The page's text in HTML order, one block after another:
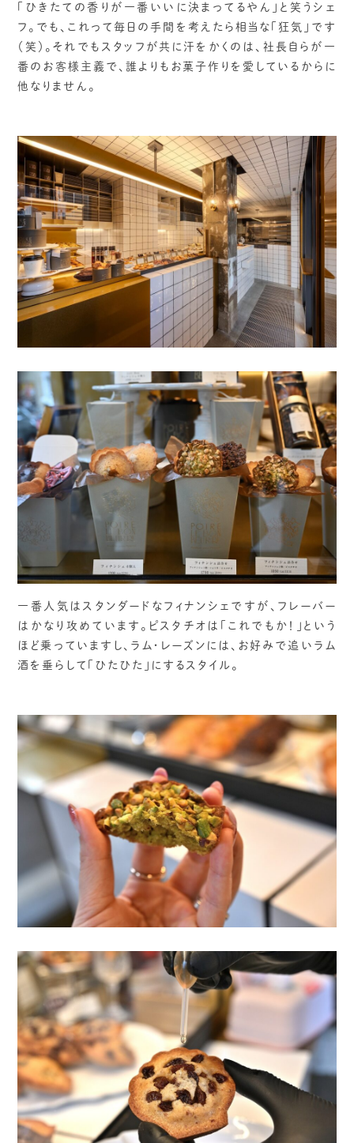
「ひきたての香りが一番いいに決まってるやん」と笑うシェ
フ。でも、これって毎日の手間を考えたら相当な「狂気」です
（笑）。それでもスタッフが共に汗をかくのは、社長自らが一
番のお客様主義で、誰よりもお菓子作りを愛しているからに
他なりません。
一番人気はスタンダードなフィナンシェですが、フレーバー
はかなり攻めています。ピスタチオは「これでもか！」という
ほど乗っていますし、ラム・レーズンには、お好みで追いラム
酒を垂らして「ひたひた」にするスタイル。